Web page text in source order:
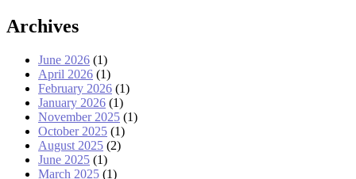
Archives
June 2026 (1)
April 2026 (1)
February 2026 (1)
January 2026 (1)
November 2025 (1)
October 2025 (1)
August 2025 (2)
June 2025 (1)
March 2025 (1)